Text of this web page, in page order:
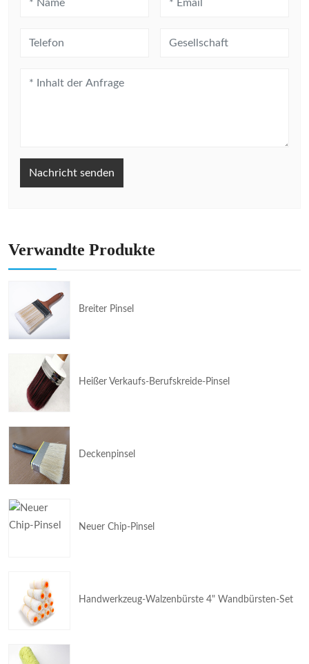
Nachricht senden
Verwandte Produkte
Breiter Pinsel
Heißer Verkaufs-Berufskreide-Pinsel
Deckenpinsel
Neuer Chip-Pinsel
Handwerkzeug-Walzenbürste 4" Wandbürsten-Set